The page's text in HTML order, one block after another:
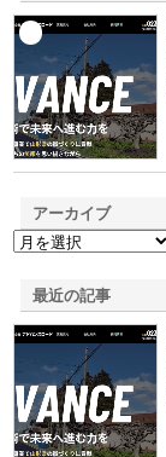
アーカイブ
最近の記事